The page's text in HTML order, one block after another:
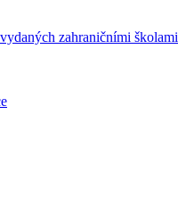
zahraničními školami